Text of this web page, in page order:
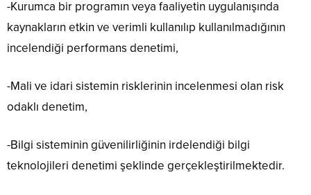
-Kurumca bir programın veya faaliyetin uygulanışında
kaynakların etkin ve verimli kullanılıp kullanılmadığının
incelendiği performans denetimi,
-Mali ve idari sistemin risklerinin incelenmesi olan risk
odaklı denetim,
-Bilgi sisteminin güvenilirliğinin irdelendiği bilgi
teknolojileri denetimi şeklinde gerçekleştirilmektedir.